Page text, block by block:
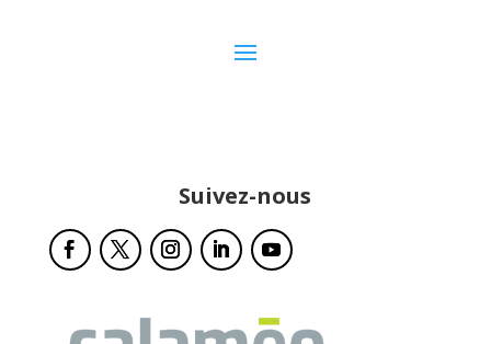
Suivez-nous